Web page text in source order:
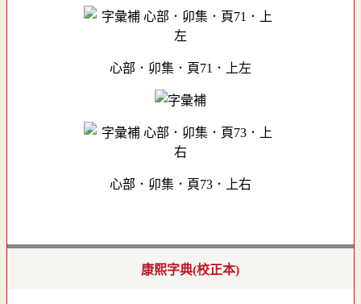
心部．卯集．頁71．上左
心部．卯集．頁73．上右
康熙字典(校正本)